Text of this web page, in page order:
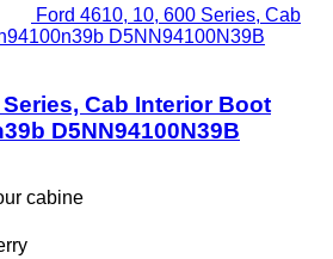
Ford 4610, 10, 600 Series, Cab
D5NN94100N39B
Cab Interior Boot
D5NN94100N39B
cabine